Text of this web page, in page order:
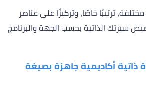
ترتيبًا خاصًا، وتركيزًا على عناصر
سيرتك الذاتية بحسب الجهة والبرنامج
ذاتية أكاديمية جاهزة بصيغة